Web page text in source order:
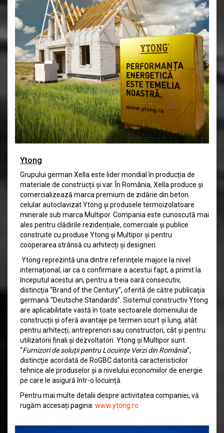
Ytong
Grupului german Xella este lider mondial în producția de
materiale de construcții și var. În România, Xella produce și
comercializează marca premium de zidărie din beton
celular autoclavizat Ytong și produsele termoizolatoare
minerale sub marca Multipor. Compania este cunoscută mai
ales pentru clădirile rezidențiale, comerciale și publice
construite cu produse Ytong și Multipor și pentru
cooperarea strânsă cu arhitecți și designeri.
Ytong reprezintă una dintre referinţele majore la nivel
internațional, iar ca o confirmare a acestui fapt, a primit la
începutul acestui an, pentru a treia oară consecutiv,
distincţia “Brand of the Century”, oferită de către publicaţia
germană “Deutsche Standards”. Sistemul constructiv Ytong
are aplicabilitate vastă în toate sectoarele domeniului de
construcții și oferă avantaje pe termen scurt și lung, atât
pentru arhitecți, antreprenori sau constructori, cât și pentru
utilizatorii finali și dezvoltatori. Ytong și Multipor sunt
“Furnizori de soluţii pentru Locuinţe Verzi din România”,
distincţie acordată de RoGBC datorită caracteristicilor
tehnice ale produselor și a nivelului economiilor de energie
pe care le asigură într-o locuință.
Pentru mai multe detalii despre activitatea companiei, vă
rugăm accesați pagina: www.ytong.ro